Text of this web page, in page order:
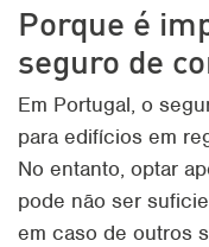
Porque é
seguro de
Em Portugal, o
para edifícios em
No entanto, optar
pode não ser
em caso de outros